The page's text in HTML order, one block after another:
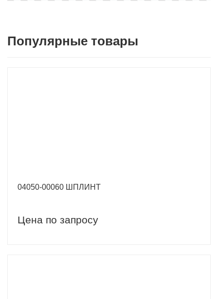
Популярные товары
04050-00060 ШПЛИНТ
Цена по запросу